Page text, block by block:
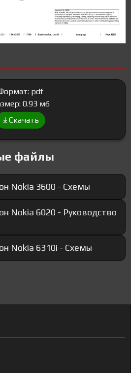
pdf
0.93 мб
Скачать
файлы
Nokia 3600 - Схемы
Nokia 6020 - Руководство
Nokia 6310i - Схемы